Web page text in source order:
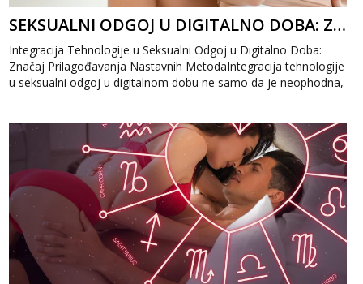
SEKSUALNI ODGOJ U DIGITALNO DOBA: ZNAČAJ PRILAGOĐAVANJA NASTAVNIH METODA
Integracija Tehnologije u Seksualni Odgoj u Digitalno Doba:
Značaj Prilagođavanja Nastavnih MetodaIntegracija tehnologije
u seksualni odgoj u digitalnom dobu ne samo da je neophodna,